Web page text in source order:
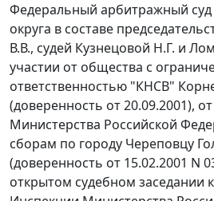
Федеральный арбитражный суд
округа в составе
В.В., судей Кузнецовой Н.Г. и
участии от общества с
ответственностью "КНСВ"
(доверенность от 20.09.2001),
Министерства Российской
сборам по городу Череповцу
(доверенность от 15.02.2001 N
открытом судебном заседании